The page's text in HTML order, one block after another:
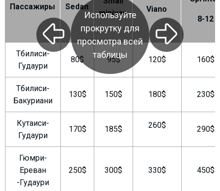
Пассажиры Sedan
minivan
Viano
8-12
Тбилиси-
Гудаури
80$ 95$ 120$ 160$
Тбилиси-
Бакуриани
130$ 150$ 180$ 230$
Кутаиси-
Гудаури
170$ 185$ 260$ 290$
Гюмри-
Ереван
-Гудаури
250$ 300$ 330$ 450$
Используйте
прокрутку для
просмотра всей
таблицы
% Горячие предложения
Долгосрочная аренда
Казбеги
Другое
О Грузии
Визы и Документы
Что пить?
Деньги
Галерея
Отчеты